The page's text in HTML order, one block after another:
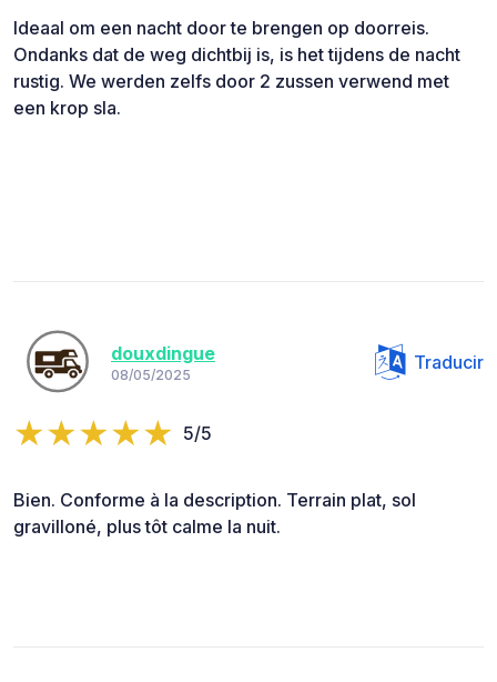
Ideaal om een nacht door te brengen op doorreis.
Ondanks dat de weg dichtbij is, is het tijdens de nacht
rustig. We werden zelfs door 2 zussen verwend met
een krop sla.
douxdingue
08/05/2025
Traducir
5/5
Bien. Conforme à la description. Terrain plat, sol
gravilloné, plus tôt calme la nuit.